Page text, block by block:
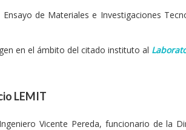
de Materiales e Investigaciones
en el ámbito del citado instituto al
LEMIT
Vicente Pereda, funcionario de la